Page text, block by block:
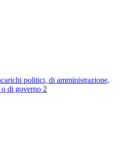
politici, di amministrazione,
di governo 2